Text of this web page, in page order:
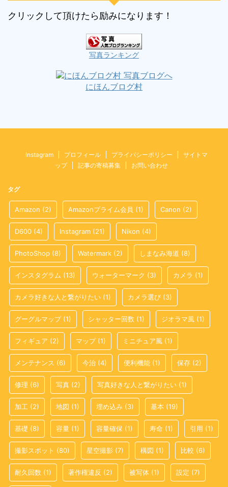
クリックして頂けたら励みになります！
写真ランキング
にほんブログ村
Instagram プロフィール プライバシーポリシー
サイトマ
ップ
記事の寄稿募集 お問い合わせ
タグ
Amazon (2) Amazonプライム会員 (1) Canon (2)
D600 (4) Instagram (21) Nikon (4)
PhotoShop (8) Watermark (2) しまなみ海道 (8)
インスタグラム (13) ウォーターマーク (3) カメラ (1)
カメラ好きな人と繋がりたい (1) カメラ選び (3)
グーグルマップ(1) シャッター回数 (1) ジオラマ風 (1)
フィギュア (2) マップ(1) ミニチュア風 (1)
メンテナンス (6) 今治 (4) 便利機能 (1) 保存 (2)
修理 (6) 写真 (2) 写真好きな人と繋がりたい (1)
加工 (2) 地図 (1) 埋め込み (3) 基本 (19)
基礎 (8) 容量 (1) 容量確保 (1) 寿命 (1) 引用 (1)
撮影スポット (80) 星空撮影 (7) 構図 (1) 比較 (6)
耐久回数 (1) 著作権違反 (2) 被写体 (1) 設定 (7)